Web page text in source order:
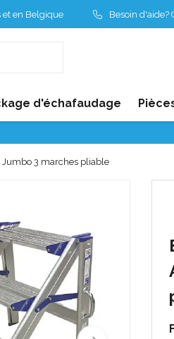
et en Belgique Besoin d'aide?
d'échafaudage
Jumbo 3 marches pliable